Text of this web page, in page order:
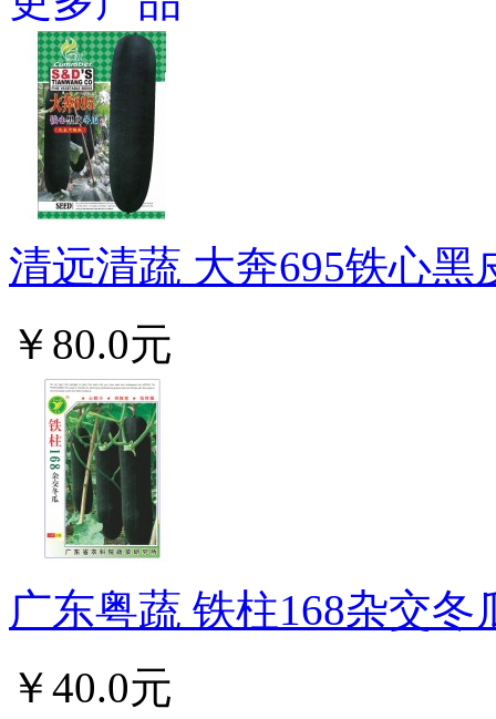
清远清蔬 大奔695铁心
￥80.0元
广东粤蔬 铁柱168杂交
￥40.0元